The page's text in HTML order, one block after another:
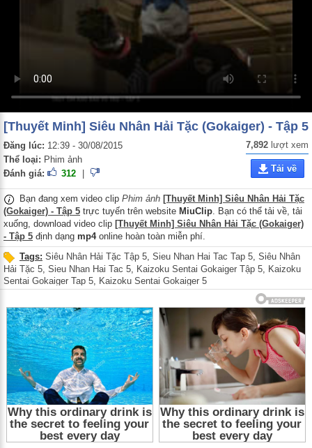
[Thuyết Minh] Siêu Nhân Hải Tặc (Gokaiger) - Tập 5
Đăng lúc: 12:39 - 30/08/2015
Thể loại: Phim ảnh
Đánh giá:
312
7,892 lượt xem
Tải về
Bạn đang xem video clip Phim ảnh [Thuyết Minh] Siêu Nhân Hải Tặc
(Gokaiger) - Tập 5 trực tuyến trên website MiuClip. Bạn có thể tải về, tải
xuống, download video clip [Thuyết Minh] Siêu Nhân Hải Tặc (Gokaiger)
- Tập 5 định dạng mp4online hoàn toàn miễn phí.
Tags: Siêu Nhân Hải Tặc Tập 5, Sieu Nhan Hai Tac Tap 5, Siêu Nhân
Hải Tặc 5 Sieu Nhan Hai Tac 5 Kaizoku Sentai Gokaiger Tập 5 Kaizoku
Sentai Gokaiger Tap 5 Kaizoku Sentai Gokaiger 5